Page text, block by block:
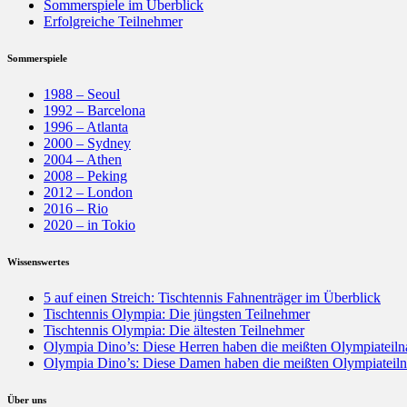
Sommerspiele im Überblick
Erfolgreiche Teilnehmer
Sommerspiele
1988 – Seoul
1992 – Barcelona
1996 – Atlanta
2000 – Sydney
2004 – Athen
2008 – Peking
2012 – London
2016 – Rio
2020 – in Tokio
Wissenswertes
5 auf einen Streich: Tischtennis Fahnenträger im Überblick
Tischtennis Olympia: Die jüngsten Teilnehmer
Tischtennis Olympia: Die ältesten Teilnehmer
Olympia Dino’s: Diese Herren haben die meißten
Olympia Dino’s: Diese Damen haben die meißten
Über uns